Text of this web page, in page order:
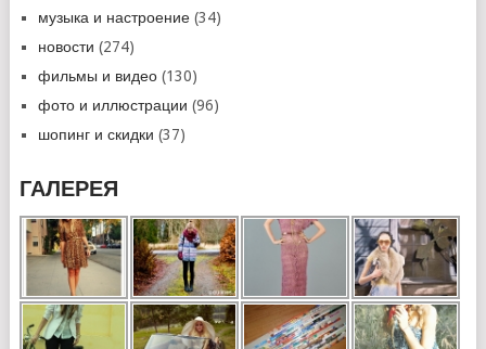
музыка и настроение(34)
новости (274)
фильмы и видео(130)
фото и иллюстрации (96)
шопинг и скидки (37)
ГАЛЕРЕЯ